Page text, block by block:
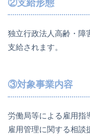
②支給形態
独立行政法人高齢・障
支給されます。
③対象事業内容
労働局等による雇用指
雇用管理に関する相談